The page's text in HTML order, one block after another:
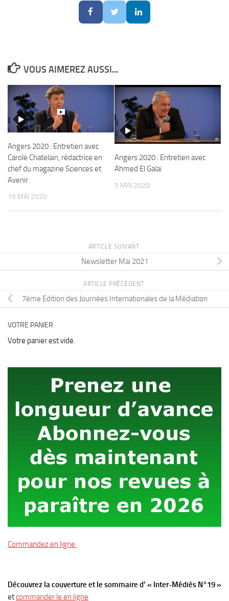
VOUS AIMEREZ AUSSI...
Angers 2020 : Entretien avec
Carole Chatelain, rédactrice en
chef du magazine Sciences et
Avenir
15 MAI 2020
Angers 2020 : Entretien avec
Ahmed El Galaï
5 MAI 2020
ARTICLE SUIVANT
Newsletter Mai 2021
ARTICLE PRÉCÉDENT
7ème Edition des Journées Internationales de la Médiation
VOTRE PANIER
Votre panier est vide.
Commandez en ligne
Découvrez la couverture et le sommaire d’ « Inter-Médiés N°19 »
etcommander le en ligne